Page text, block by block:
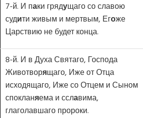
7-й. И паки грядущаго со славою
судити живым и мертвым, Егоже
Царствию не будет конца.
8-й. И в Духа Святаго, Господа
Животворящаго, Иже от Отца
исходящаго, Иже со Отцем и Сыном
спокланяема и сславима,
глаголавшаго пророки.